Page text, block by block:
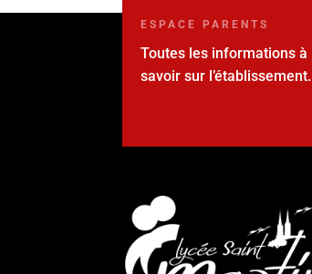
ESPACE PARENTS
Toutes les informations à
savoir sur l’établissement.